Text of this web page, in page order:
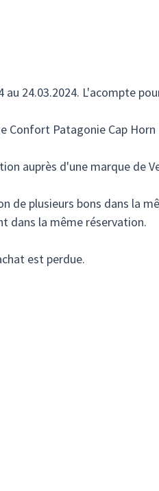
24.03.2024. L'acompte
Confort Patagonie Cap Horn
auprès d'une marque de
de plusieurs bons dans la
dans la même réservation.
est perdue.